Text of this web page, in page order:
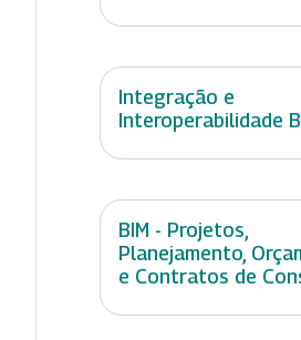
Integração e
Interoperabilidade
BIM - Projetos,
Planejamento,
e Contratos de